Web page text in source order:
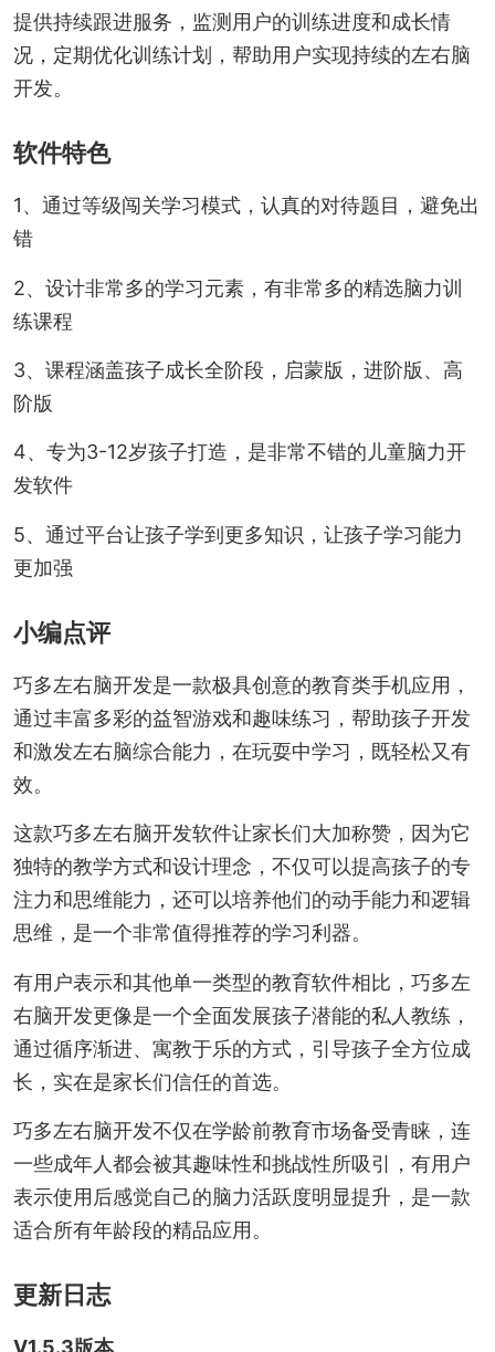
提供持续跟进服务，监测用户的训练进度和成长情
况，定期优化训练计划，帮助用户实现持续的左右脑
开发。
软件特色
1、通过等级闯关学习模式，认真的对待题目，避免出
错
2、设计非常多的学习元素，有非常多的精选脑力训
练课程
3、课程涵盖孩子成长全阶段，启蒙版，进阶版、高
阶版
4、专为3-12岁孩子打造，是非常不错的儿童脑力开
发软件
5、通过平台让孩子学到更多知识，让孩子学习能力
更加强
小编点评
巧多左右脑开发是一款极具创意的教育类手机应用，
通过丰富多彩的益智游戏和趣味练习，帮助孩子开发
和激发左右脑综合能力，在玩耍中学习，既轻松又有
效。
这款巧多左右脑开发软件让家长们大加称赞，因为它
独特的教学方式和设计理念，不仅可以提高孩子的专
注力和思维能力，还可以培养他们的动手能力和逻辑
思维，是一个非常值得推荐的学习利器。
有用户表示和其他单一类型的教育软件相比，巧多左
右脑开发更像是一个全面发展孩子潜能的私人教练，
通过循序渐进、寓教于乐的方式，引导孩子全方位成
长，实在是家长们信任的首选。
巧多左右脑开发不仅在学龄前教育市场备受青睐，连
一些成年人都会被其趣味性和挑战性所吸引，有用户
表示使用后感觉自己的脑力活跃度明显提升，是一款
适合所有年龄段的精品应用。
更新日志
V1.5.3版本